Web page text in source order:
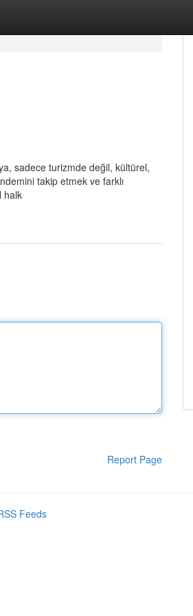
sadece turizmde değil, kültürel,
takip etmek ve farklı
halk
Report Page
Feeds